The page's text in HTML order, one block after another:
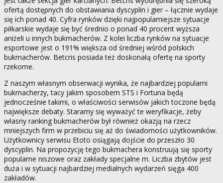
ofertą dostępnych do obstawiania dyscyplin i gier – łącznie wydaje
się ich ponad 40. Cyfra rynków dzięki najpopularniejsze sytuacje
piłkarskie wydaje się być średnio o ponad 40 procent wyższa
aniżeli u innych bukmacherów. Z kolei liczba rynków na sytuacje
esportowe jest o 191% większa od średniej wśród polskich
bukmacherów. Betcris posiada też doskonałą ofertę na sporty
rzekome.
Z naszym własnym obserwacji wynika, że najbardziej popularni
bukmacherzy, tacy jakim sposobem STS i Fortuna będą
jednocześnie takimi, o właściwości serwisów jakich toczone będą
największe debaty. Staramy się wyważyć te weryfikacje, żeby
własny ranking bukmacherów był również okazją na rzecz
mniejszych firm w przebiciu się aż do świadomości użytkowników.
Użytkownicy serwisu Etoto osiągają dojście do przeszło 30
dyscyplin. Na propozycję tego bukmachera konstruują się sporty
popularne niszowe oraz zakłady specjalne m. Liczba zbytów jest
duża i w sytuacji najbardziej medialnych wydarzeń sięga 400
zakładów.